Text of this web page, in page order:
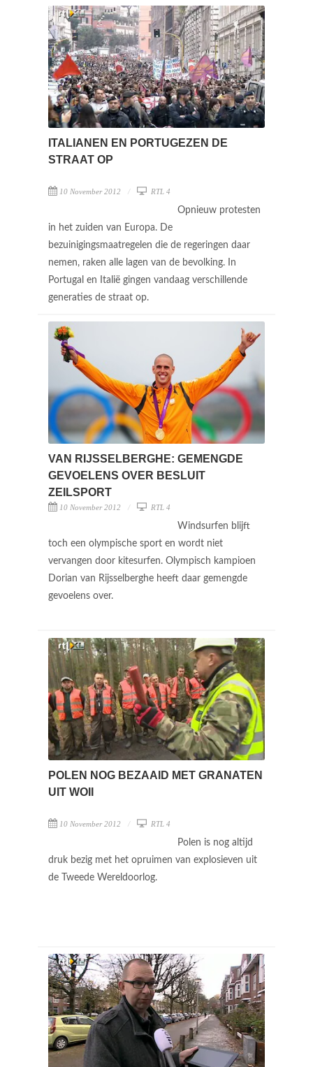
ITALIANEN EN PORTUGEZEN DE
STRAAT OP
10 November 2012 RTL 4
Opnieuw protesten
in het zuiden van Europa. De
bezuinigingsmaatregelen die de regeringen daar
nemen, raken alle lagen van de bevolking. In
Portugal en Italië gingen vandaag verschillende
generaties de straat op.
VAN RIJSSELBERGHE: GEMENGDE
GEVOELENS OVER BESLUIT
ZEILSPORT
10 November 2012 RTL 4
Windsurfen blijft
toch een olympische sport en wordt niet
vervangen door kitesurfen. Olympisch kampioen
Dorian van Rijsselberghe heeft daar gemengde
gevoelens over.
POLEN NOG BEZAAID MET GRANATEN
UIT WOII
10 November 2012 RTL 4
Polen is nog altijd
druk bezig met het opruimen van explosieven uit
de Tweede Wereldoorlog.